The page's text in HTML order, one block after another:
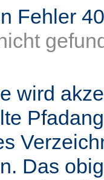
Fehler
wird
Das